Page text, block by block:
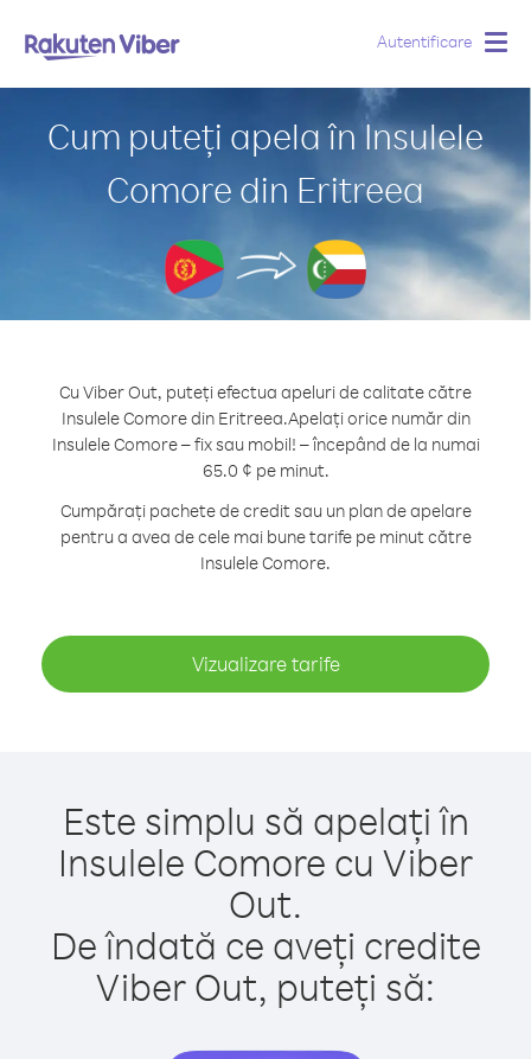
Autentificare
Cum puteți apela în Insulele
Comore din Eritreea
Cu Viber Out, puteți efectua apeluri de calitate către
Insulele Comore din Eritreea.Apelați orice număr din
Insulele Comore – fix sau mobil! – începând de la numai
65.0 ¢ pe minut.
Cumpărați pachete de credit sau un plan de apelare
pentru a avea de cele mai bune tarife pe minut către
Insulele Comore.
Vizualizare tarife
Este simplu să apelați în
Insulele Comore cu Viber
Out.
De îndată ce aveți credite
Viber Out, puteți să: